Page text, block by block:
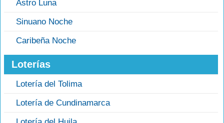
Astro Luna
Sinuano Noche
Caribeña Noche
Loterías
Lotería del Tolima
Lotería de Cundinamarca